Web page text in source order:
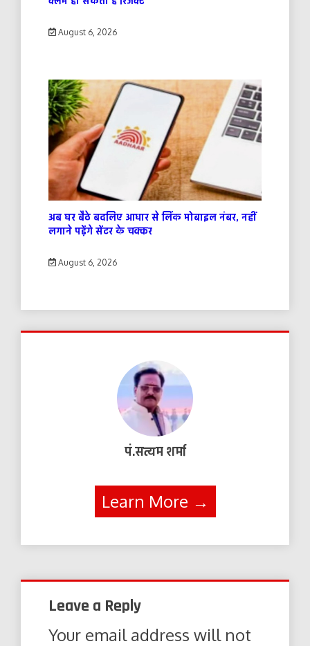
August 6, 2026
अब घर बैठे बदलिए आधार से लिंक मोबाइल नंबर, नहीं
लगाने पड़ेंगे सेंटर के चक्कर
August 6, 2026
पं.सत्यम शर्मा
Learn More →
Leave a Reply
Your email address will not